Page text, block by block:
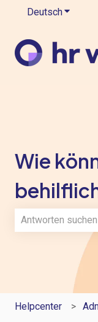
Deutsch
Wie
Es gibt keine
Helpcenter